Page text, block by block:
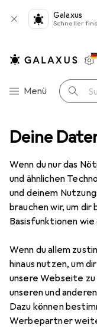
Deine
Wenn du nur das
und ähnlichen
und deinem
brauchen wir, um dir
Basisfunktionen
Wenn du allem
hinaus nutzen, um
unsere Webseite
unseren und
Dazu können
Werbepartner
Galaxus
Schneller
Navigation nach
Menü Suche
+ Schliesszylinder
Zubehör
Hier findest du
Zylinderolive 3413
Schliesszylinder.